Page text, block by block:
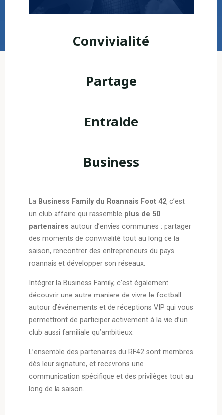
Convivialité
Partage
Entraide
Business
La Business Family du Roannais Foot 42, c’est
un club affaire qui rassemble plus de 50
partenaires autour d’envies communes : partager
des moments de convivialité tout au long de la
saison, rencontrer des entrepreneurs du pays
roannais et développer son réseaux.
Intégrer la Business Family, c’est également
découvrir une autre manière de vivre le football
autour d’événements et de réceptions VIP qui vous
permettront de participer activement à la vie d’un
club aussi familiale qu’ambitieux.
L’ensemble des partenaires du RF42 sont membres
dès leur signature, et recevrons une
communication spécifique et des privilèges tout au
long de la saison.